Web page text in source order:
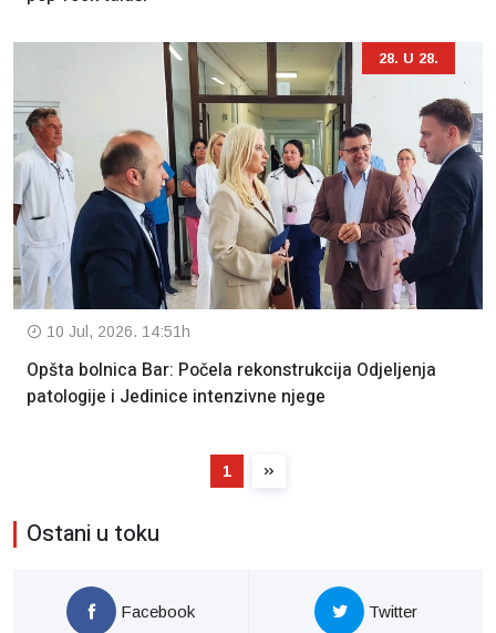
28. U 28.
10 Jul, 2026. 14:51h
Opšta bolnica Bar: Počela rekonstrukcija Odjeljenja
patologije i Jedinice intenzivne njege
1
Ostani u toku
Facebook Twitter